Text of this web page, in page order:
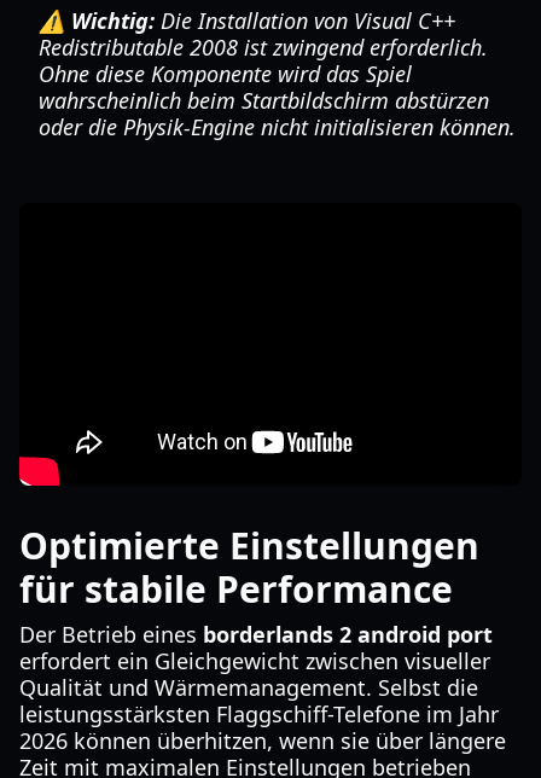
⚠️ Wichtig: Die Installation von Visual C++
Redistributable 2008 ist zwingend erforderlich.
Ohne diese Komponente wird das Spiel
wahrscheinlich beim Startbildschirm abstürzen
oder die Physik-Engine nicht initialisieren können.
Optimierte Einstellungen
für stabile Performance
Der Betrieb eines borderlands 2 android port
erfordert ein Gleichgewicht zwischen visueller
Qualität und Wärmemanagement. Selbst die
leistungsstärksten Flaggschiff-Telefone im Jahr
2026 können überhitzen, wenn sie über längere
Zeit mit maximalen Einstellungen betrieben